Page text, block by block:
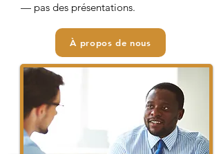
— pas des présentations.
À propos de nous